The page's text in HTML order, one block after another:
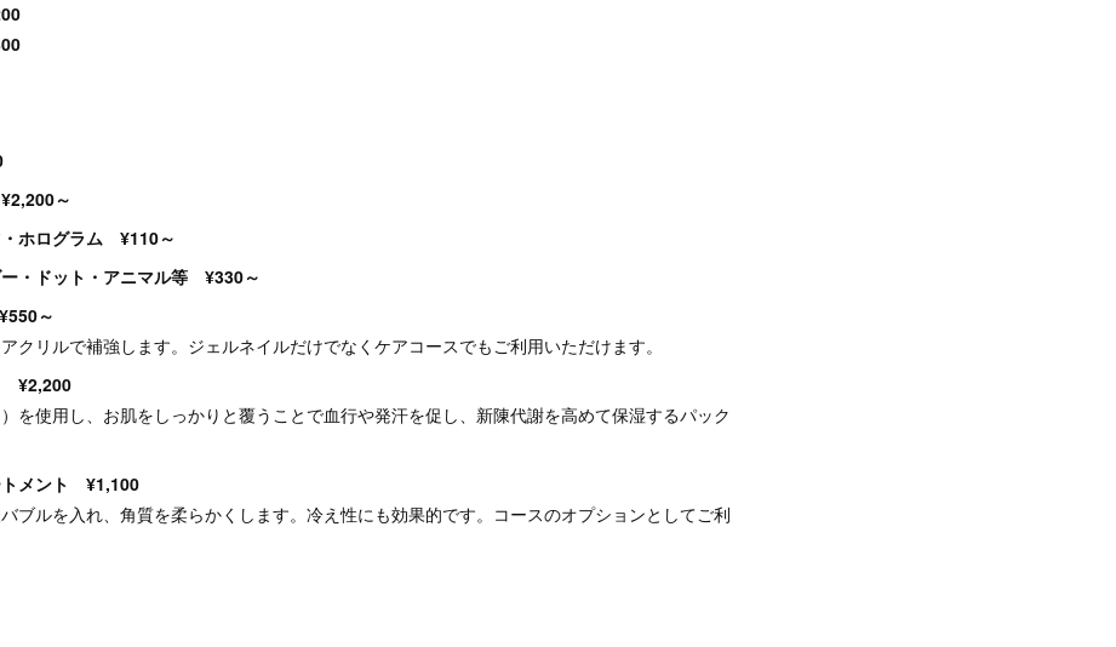
～
ホログラム ¥110～
・ドット・アニマル等 ¥330～
～
クリルで補強します。ジェルネイルだけでなくケアコースでもご利用いただけます。
¥2,200
を使用し、お肌をしっかりと覆うことで血行や発汗を促し、新陳代謝を高めて保湿するパック
トメント ¥1,100
ブルを入れ、角質を柔らかくします。冷え性にも効果的です。コースのオプションとしてご利